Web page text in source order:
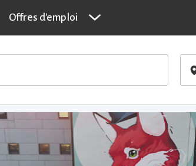
Offres d'emploi
Secrétaire médicale — H/F -